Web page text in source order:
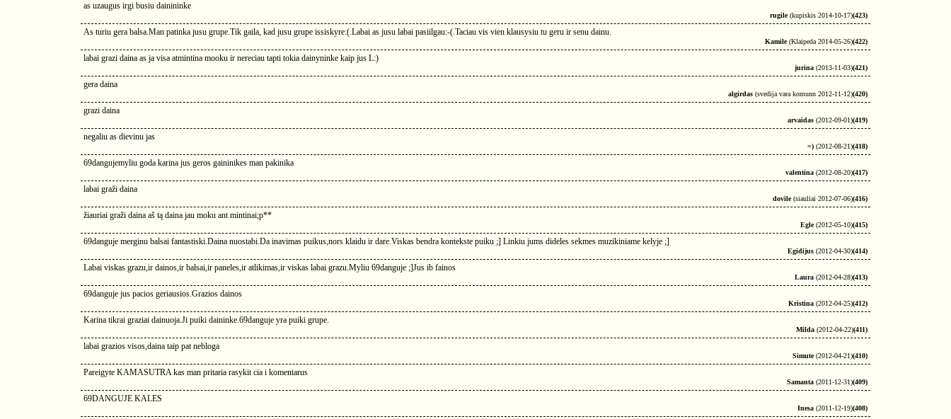
as uzaugus irgi busiu dainininke
rugile(kupiskis 2014-10-17)(423)
As turiu gera balsa.Man patinka jusu grupe.Tik gaila, kad jusu grupe issiskyre:(.Labai as jusu labai pasiilgau:-(.Taciau vis vien klausysiu tu geru ir senu dainu.
Kamile(Klaipeda 2014-05-26)(422)
labai grazi daina as ja visa atmintina mooku ir nereciau tapti tokia dainyninke kaip jus L:)
jurina (2013-11-03)(421)
gera daina
algirdas (svedija vara komunn 2012-11-12)(420)
grazi daina
arvaidas (2012-09-01)(419)
negaliu as dievinu jas
=) (2012-08-21)(418)
69dangujemyliu goda karina jus geros gaininikes man pakinika
valentina (2012-08-20)(417)
labai graži daina
dovile(siauliai 2012-07-06)(416)
žiauriai graži daina aš tą daina jau moku ant mintinai;p**
Egle(2012-05-10)(415)
69danguje merginu balsai fantastiski.Daina nuostabi.Da inavimas puikus,nors klaidu ir dare.Viskas bendra kontekste puiku ;] Linkiu jums dideles sekmes muzikiniame kelyje ;]
Egidijus (2012-04-30)(414)
Labai viskas grazu,ir dainos,ir balsai,ir paneles,ir atlikimas,ir viskas labai grazu.Myliu 69danguje ;]Jus ib fainos
Laura (2012-04-28)(413)
69danguje jus pacios geriausios.Grazios dainos
Kristina (2012-04-25)(412)
Karina tikrai graziai dainuoja.Ji puiki daininke.69danguje yra puiki grupe.
Milda (2012-04-22)(411)
labai grazios visos,daina taip pat nebloga
Simute(2012-04-21)(410)
Pareigyte KAMASUTRA kas man pritaria rasykit cia i komentarus
Samanta (2011-12-31)(409)
69DANGUJE KALES
Inesa (2011-12-19)(408)